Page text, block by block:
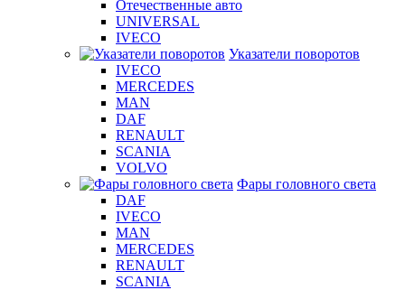
Отечественные авто
UNIVERSAL
IVECO
Указатели поворотов
IVECO
MERCEDES
MAN
DAF
RENAULT
SCANIA
VOLVO
Фары головного света
DAF
IVECO
MAN
MERCEDES
RENAULT
SCANIA